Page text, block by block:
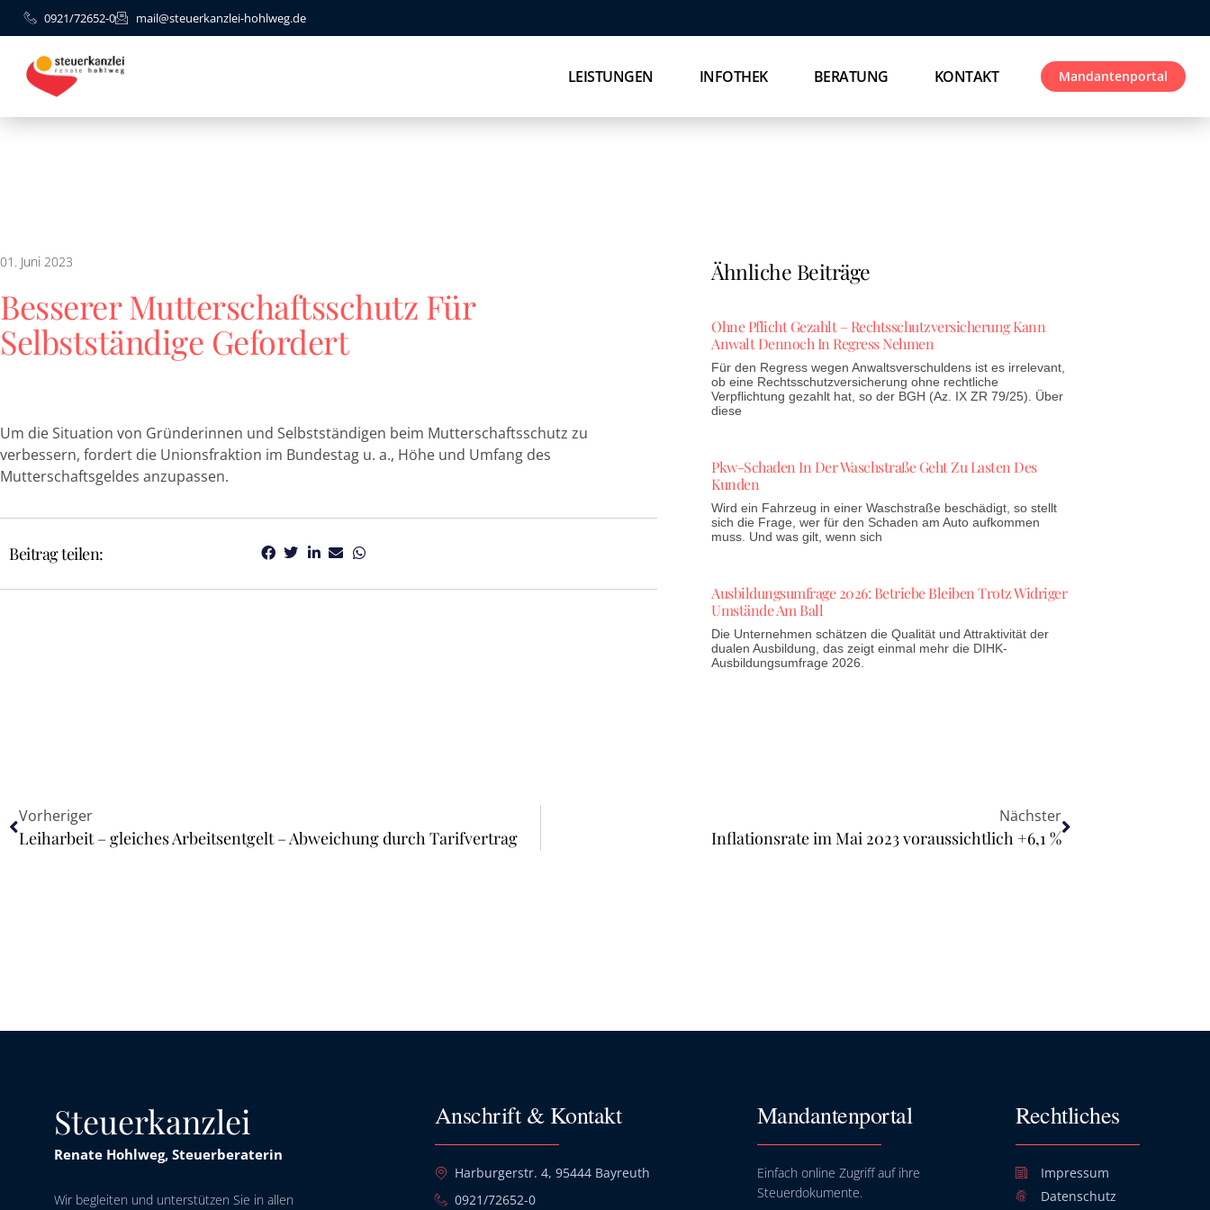
0921/72652-0 mail@steuerkanzlei-hohlweg.de
LEISTUNGEN INFOTHEK BERATUNG KONTAKT Mandantenportal
01. Juni 2023
Besserer Mutterschaftsschutz Für
Selbstständige Gefordert
Um die Situation von Gründerinnen und Selbstständigen beim Mutterschaftsschutz zu
verbessern, fordert die Unionsfraktion im Bundestag u. a., Höhe und Umfang des
Mutterschaftsgeldes anzupassen.
Beitrag teilen:
Ähnliche Beiträge
Ohne Pflicht Gezahlt – Rechtsschutzversicherung Kann
Anwalt Dennoch In Regress Nehmen
Für den Regress wegen Anwaltsverschuldens ist es irrelevant,
ob eine Rechtsschutzversicherung ohne rechtliche
Verpflichtung gezahlt hat, so der BGH (Az. IX ZR 79/25). Über
diese
Pkw-Schaden In Der Waschstraße Geht Zu Lasten Des
Kunden
Wird ein Fahrzeug in einer Waschstraße beschädigt, so stellt
sich die Frage, wer für den Schaden am Auto aufkommen
muss. Und was gilt, wenn sich
Ausbildungsumfrage 2026: Betriebe Bleiben Trotz Widriger
Umstände Am Ball
Die Unternehmen schätzen die Qualität und Attraktivität der
dualen Ausbildung, das zeigt einmal mehr die DIHK-
Ausbildungsumfrage 2026.
Vorheriger
Leiharbeit – gleiches Arbeitsentgelt – Abweichung durch Tarifvertrag
Nächster
Inflationsrate im Mai 2023 voraussichtlich +6,1 %
Steuerkanzlei
Renate Hohlweg, Steuerberaterin
Wir begleiten und unterstützen Sie in allen
Anschrift & Kontakt
Harburgerstr. 4, 95444 Bayreuth
0921/72652-0
Mandantenportal
Einfach online Zugriff auf ihre
Steuerdokumente.
Rechtliches
Impressum
Datenschutz